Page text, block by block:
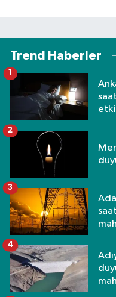
Trend Haberler
1
2
3
4